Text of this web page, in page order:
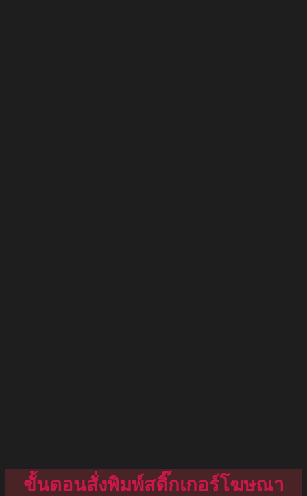
ขั้นตอนสั่งพิมพ์สติ๊กเกอร์โฆษณา